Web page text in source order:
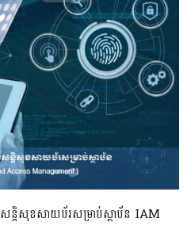
សន្តិសុខសាយប័រសម្រាប់ស្ថាប័ន IAM